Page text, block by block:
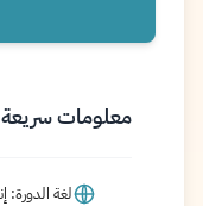
معلومات
لغة الدورة: